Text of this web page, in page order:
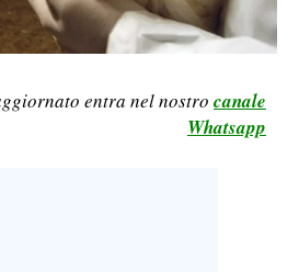
entra nel nostro canale
Whatsapp